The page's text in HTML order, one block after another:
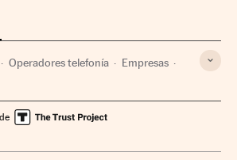
Operadores telefonía Empresas